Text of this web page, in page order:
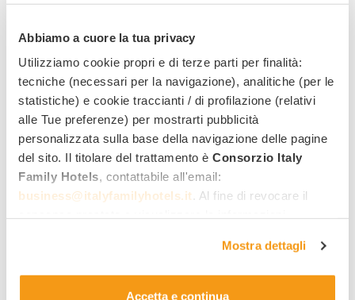
Abbiamo a cuore la tua privacy
Utilizziamo cookie propri e di terze parti per finalità:
tecniche (necessari per la navigazione), analitiche (per le
statistiche) e cookie traccianti / di profilazione (relativi
alle Tue preferenze) per mostrarti pubblicità
personalizzata sulla base della navigazione delle pagine
del sito. Il titolare del trattamento è Consorzio Italy
Family Hotels, contattabile all'email:
business@italyfamilyhotels.it . Al fine di revocare il
. Allo stesso link trovi la nostra informativa
estesa sui cookie.
Mostra dettagli
Accetta e continua
Diano Marina
Hotel La Baia***
Avec plage privée, 12 heures d'animations et aires de
jeux
Services family :
93